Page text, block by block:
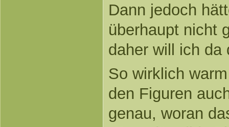
Dann jedoch
überhaupt nicht
daher will ich da
So wirklich
den Figuren
genau, woran